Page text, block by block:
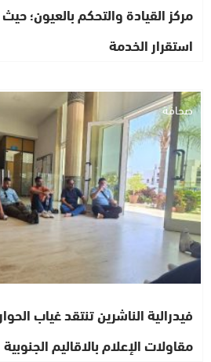
مركز القيادة والتحكم بالعيون؛
استقرار الخدمة
صحافة
فيدرالية الناشرين تنتقد غياب
مقاولات الإعلام بالاقاليم الجنوبية